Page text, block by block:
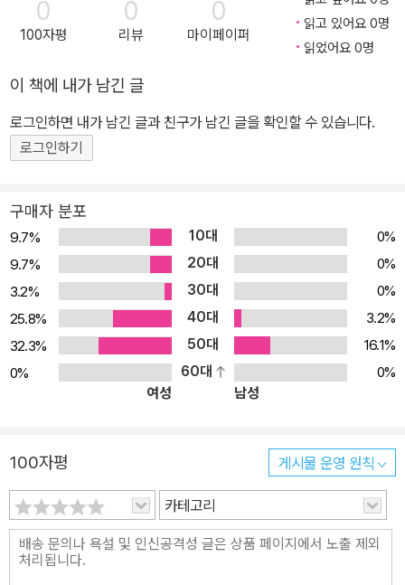
0
100자평
0
리뷰
0
마이페이퍼
읽고 있어요 0명
읽었어요 0명
이 책에 내가 남긴 글
로그인하면 내가 남긴 글과 친구가 남긴 글을 확인할 수 있습니다.
로그인하기
구매자 분포
9.7% 10대
0%
9.7%
20대
0%
3.2%
30대
0%
25.8%
40대
3.2%
32.3%
50대
16.1%
0%
60대
0%
여성
남성
100자평 게시물 운영 원칙
카테고리